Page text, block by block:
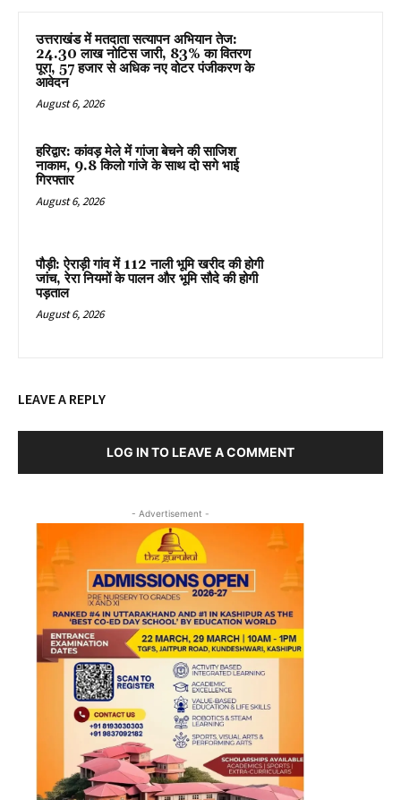
उत्तराखंड में मतदाता सत्यापन अभियान तेज:
24.30 लाख नोटिस जारी, 83% का वितरण
पूरा, 57 हजार से अधिक नए वोटर पंजीकरण के
आवेदन
August 6, 2026
हरिद्वार: कांवड़ मेले में गांजा बेचने की साजिश
नाकाम, 9.8 किलो गांजे के साथ दो सगे भाई
गिरफ्तार
August 6, 2026
पौड़ी: ऐराड़ी गांव में 112 नाली भूमि खरीद की होगी
जांच, रेरा नियमों के पालन और भूमि सौदे की होगी
पड़ताल
August 6, 2026
LEAVE A REPLY
LOG IN TO LEAVE A COMMENT
- Advertisement -